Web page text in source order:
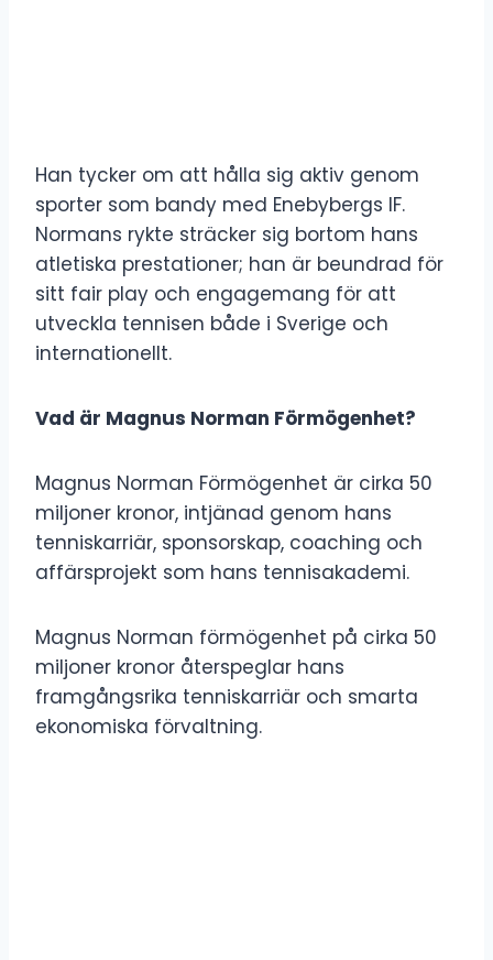
Han tycker om att hålla sig aktiv genom
sporter som bandy med Enebybergs IF.
Normans rykte sträcker sig bortom hans
atletiska prestationer; han är beundrad för
sitt fair play och engagemang för att
utveckla tennisen både i Sverige och
internationellt.
Vad är Magnus Norman Förmögenhet?
Magnus Norman Förmögenhet är cirka 50
miljoner kronor, intjänad genom hans
tenniskarriär, sponsorskap, coaching och
affärsprojekt som hans tennisakademi.
Magnus Norman förmögenhet på cirka 50
miljoner kronor återspeglar hans
framgångsrika tenniskarriär och smarta
ekonomiska förvaltning.